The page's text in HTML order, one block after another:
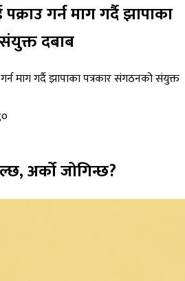
गर्न माग गर्दै झापाका
दबाब
अर्को जोगिन्छ?